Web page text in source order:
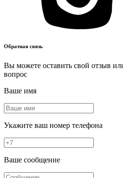
Обратная связь
Вы можете оставить свой отзыв
вопрос
Ваше имя
Укажите ваш номер телефона
Ваше сообщение